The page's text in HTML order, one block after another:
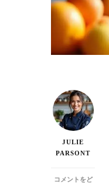
JULIE
PARSONT
コメントをど